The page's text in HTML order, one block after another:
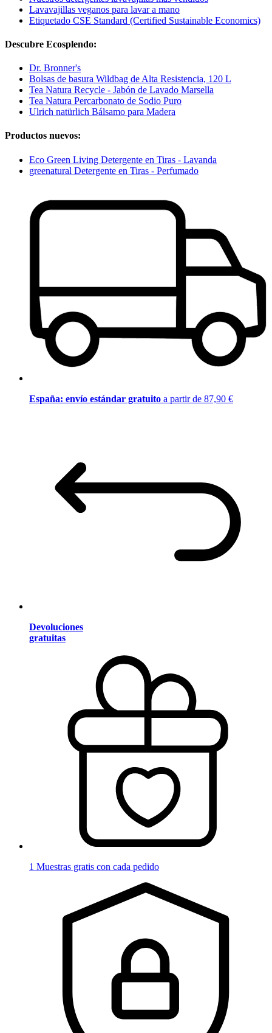
Lavavajillas veganos para lavar a mano
Etiquetado CSE Standard (Certified Sustainable Economics)
Descubre Ecosplendo:
Dr. Bronner's
Bolsas de basura Wildbag de Alta Resistencia, 120 L
Tea Natura Recycle - Jabón de Lavado Marsella
Tea Natura Percarbonato de Sodio Puro
Ulrich natürlich Bálsamo para Madera
Productos nuevos:
Eco Green Living Detergente en Tiras - Lavanda
greenatural Detergente en Tiras - Perfumado
España: envío estándar gratuito a partir de 87,90 €
Devoluciones
gratuitas
1 Muestras gratis con cada pedido